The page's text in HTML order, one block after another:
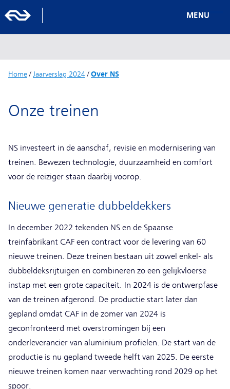
MENU
Home/ Jaarverslag 2024/Over NS
Onze treinen
NS investeert in de aanschaf, revisie en modernisering van
treinen. Bewezen technologie, duurzaamheid en comfort
voor de reiziger staan daarbij voorop.
Nieuwe generatie dubbeldekkers
In december 2022 tekenden NS en de Spaanse
treinfabrikant CAF een contract voor de levering van 60
nieuwe treinen. Deze treinen bestaan uit zowel enkel- als
dubbeldeksrijtuigen en combineren zo een gelijkvloerse
instap met een grote capaciteit. In 2024 is de ontwerpfase
van de treinen afgerond. De productie start later dan
gepland omdat CAF in de zomer van 2024 is
geconfronteerd met overstromingen bij een
onderleverancier van aluminium profielen. De start van de
productie is nu gepland tweede helft van 2025. De eerste
nieuwe treinen komen naar verwachting rond 2029 op het
spoor.